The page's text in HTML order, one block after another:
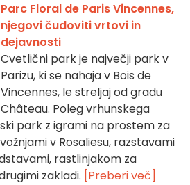
Parc Floral de Paris Vincennes,
njegovi čudoviti vrtovi in
dejavnosti
Cvetlični park je največji park v
Parizu, ki se nahaja v Bois de
Vincennes, le streljaj od gradu
Château. Poleg vrhunskega
park z igrami na prostem za
v Rosaliesu, razstavami
rastlinjakom za
zakladi. [Preberi več]